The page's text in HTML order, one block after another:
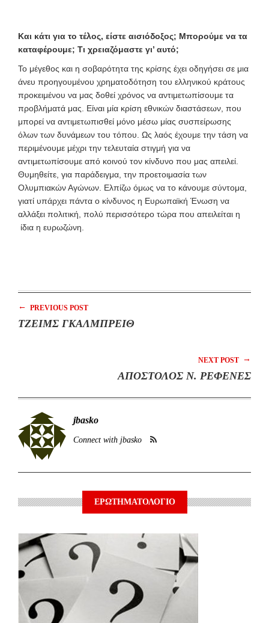
Και κάτι για το τέλος, είστε αισιόδοξος; Μπορούμε να τα
καταφέρουμε; Τι χρειαζόμαστε γι’ αυτό;
Το μέγεθος και η σοβαρότητα της κρίσης έχει οδηγήσει σε μια
άνευ προηγουμένου χρηματοδότηση του ελληνικού κράτους
προκειμένου να μας δοθεί χρόνος να αντιμετωπίσουμε τα
προβλήματά μας. Είναι μία κρίση εθνικών διαστάσεων, που
μπορεί να αντιμετωπισθεί μόνο μέσω μίας συσπείρωσης
όλων των δυνάμεων του τόπου. Ως λαός έχουμε την τάση να
περιμένουμε μέχρι την τελευταία στιγμή για να
αντιμετωπίσουμε από κοινού τον κίνδυνο που μας απειλεί.
Θυμηθείτε, για παράδειγμα, την προετοιμασία των
Ολυμπιακών Αγώνων. Ελπίζω όμως να το κάνουμε σύντομα,
γιατί υπάρχει πάντα ο κίνδυνος η Ευρωπαϊκή Ένωση να
αλλάξει πολιτική, πολύ περισσότερο τώρα που απειλείται η
ίδια η ευρωζώνη.
← PREVIOUS POST
ΤΖΕΙΜΣ ΓΚΑΛΜΠΡΕΙΘ
NEXT POST →
ΑΠΟΣΤΟΛΟΣ Ν. ΡΕΦΕΝΕΣ
jbasko
Connect with jbasko
ΕΡΩΤΗΜΑΤΟΛΟΓΙΟ